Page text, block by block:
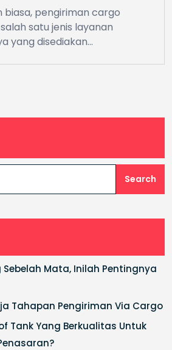
biasa, pengiriman cargo
satu jenis layanan
yang disediakan…
Search
Mata, Inilah Pentingnya
Tahapan Pengiriman Via Cargo
Tank Yang Berkualitas Untuk